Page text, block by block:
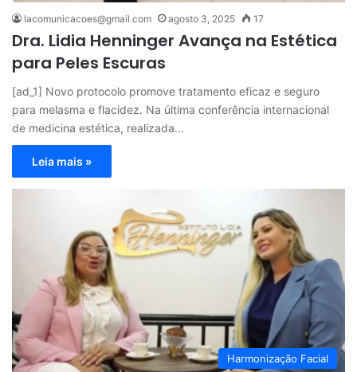
lacomunicacoes@gmail.com agosto 3, 2025 17
Dra. Lidia Henninger Avança na Estética
para Peles Escuras
[ad_1] Novo protocolo promove tratamento eficaz e seguro
para melasma e flacidez. Na última conferência internacional
de medicina estética, realizada…
Leia mais »
Harmonização Facial